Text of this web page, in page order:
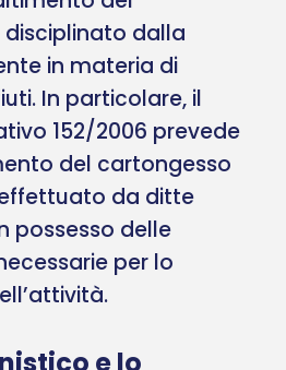
dalla
in materia di
In particolare, il
152/2006 prevede
del cartongesso
da ditte
possesso delle
per lo
e lo